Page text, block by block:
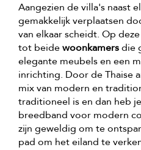
Aangezien de villa's naast
gemakkelijk verplaatsen
van elkaar scheidt. Op
tot beidewoonkamersdie
elegante meubels en een
inrichting. Door de Thaise
mix van modern en
traditioneel is en dan heb
breedband voor modern
zijn geweldig om te
pad om het eiland te